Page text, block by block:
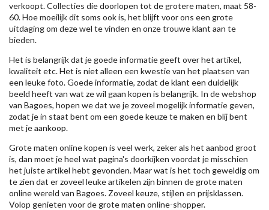
verkoopt. Collecties die doorlopen tot de grotere maten, maat 58-
60. Hoe moeilijk dit soms ook is, het blijft voor ons een grote
uitdaging om deze wel te vinden en onze trouwe klant aan te
bieden.
Het is belangrijk dat je goede informatie geeft over het artikel,
kwaliteit etc. Het is niet alleen een kwestie van het plaatsen van
een leuke foto. Goede informatie, zodat de klant een duidelijk
beeld heeft van wat ze wil gaan kopen is belangrijk. In de webshop
van Bagoes, hopen we dat we je zoveel mogelijk informatie geven,
zodat je in staat bent om een goede keuze te maken en blij bent
met je aankoop.
Grote maten online kopen is veel werk, zeker als het aanbod groot
is, dan moet je heel wat pagina's doorkijken voordat je misschien
het juiste artikel hebt gevonden. Maar wat is het toch geweldig om
te zien dat er zoveel leuke artikelen zijn binnen de grote maten
online wereld van Bagoes. Zoveel keuze, stijlen en prijsklassen.
Volop genieten voor de grote maten online-shopper.